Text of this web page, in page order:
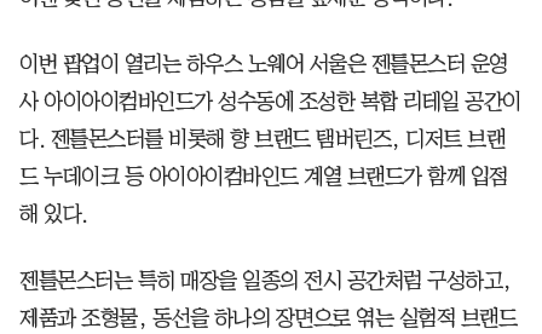
이번 팝업이 열리는 하우스 노웨어 서울은 젠틀몬스터 운영
사 아이아이컴바인드가 성수동에 조성한 복합 리테일 공간이
다. 젠틀몬스터를 비롯해 향 브랜드 탬버린즈, 디저트 브랜
드 누데이크 등 아이아이컴바인드 계열 브랜드가 함께 입점
해 있다.
젠틀몬스터는 특히 매장을 일종의 전시 공간처럼 구성하고,
제품과 조형물, 동선을 하나의 장면으로 엮는 실험적 브랜드